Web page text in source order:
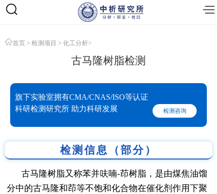
首页 > 检测项目 > 化工分析>
古马隆树脂检测
旗下实验室拥有CMA/CNAS/ISO等认证
科研检测研究所 助力科研发展
检测咨询
检测信息（部分）
古马隆树脂又称苯并呋喃-茚树脂，是由煤焦油馏
分中的古马隆和茚等不饱和化合物在催化剂作用下聚